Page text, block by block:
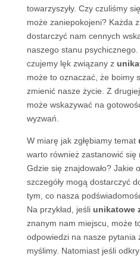
towarzyszyły. Czy czuliśmy
może zaniepokojeni? Każda
dostarczyć nam cennych
naszego stanu
czujemy lęk związany z
może to oznaczać, że boimy
zmienić nasze życie. Z
może wskazywać na
wyzwań.
W miarę jak zgłębiamy temat
warto również zastanowić się
Gdzie się znajdowało? Jakie
szczegóły mogą dostarczyć
tym, co nasza
Na przykład, jeśli unikatowe
znanym nam miejscu, może
odpowiedzi na nasze pytania
myślimy. Natomiast jeśli